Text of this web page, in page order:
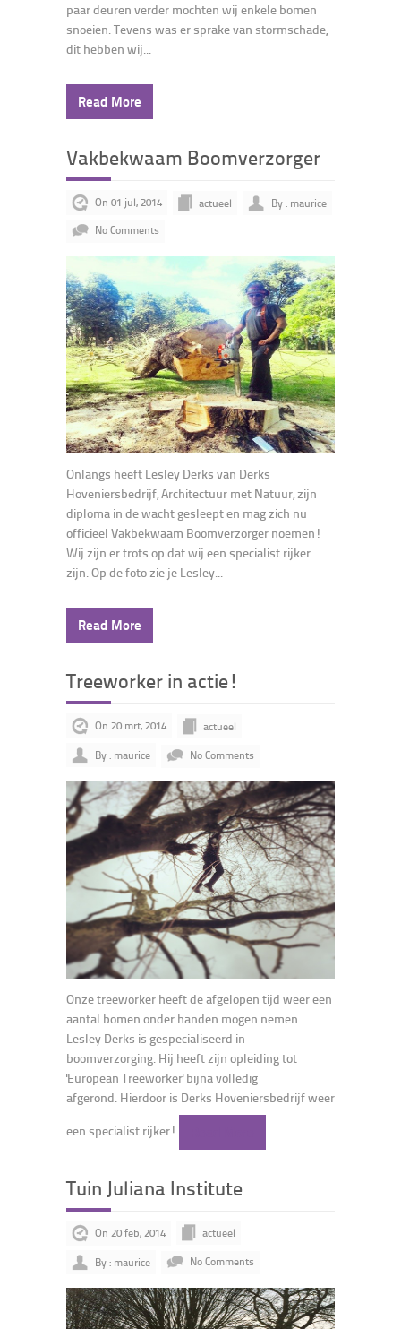
paar deuren verder mochten wij enkele bomen
snoeien. Tevens was er sprake van stormschade,
dit hebben wij...
Read More
Vakbekwaam Boomverzorger
On 01 jul, 2014 actueel
By : maurice
No Comments
Onlangs heeft Lesley Derks van Derks
Hoveniersbedrijf, Architectuur met Natuur, zijn
diploma in de wacht gesleept en mag zich nu
officieel Vakbekwaam Boomverzorger noemen!
Wij zijn er trots op dat wij een specialist rijker
zijn. Op de foto zie je Lesley...
Read More
Treeworker in actie!
On 20 mrt, 2014
actueel
By : maurice
No Comments
Onze treeworker heeft de afgelopen tijd weer een
aantal bomen onder handen mogen nemen.
Lesley Derks is gespecialiseerd in
boomverzorging. Hij heeft zijn opleiding tot
'European Treeworker' bijna volledig
afgerond. Hierdoor is Derks Hoveniersbedrijf weer
een specialist rijker!
Tuin Juliana Institute
On 20 feb, 2014
actueel
By : maurice
No Comments